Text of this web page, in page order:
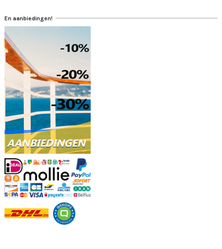
En aanbiedingen!